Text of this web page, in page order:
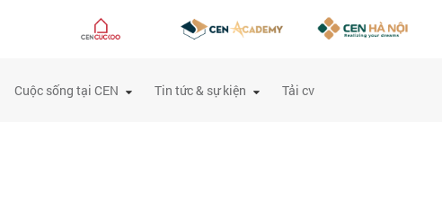
Cuộc sống tại CEN Tin tức & sự kiện Tải cv